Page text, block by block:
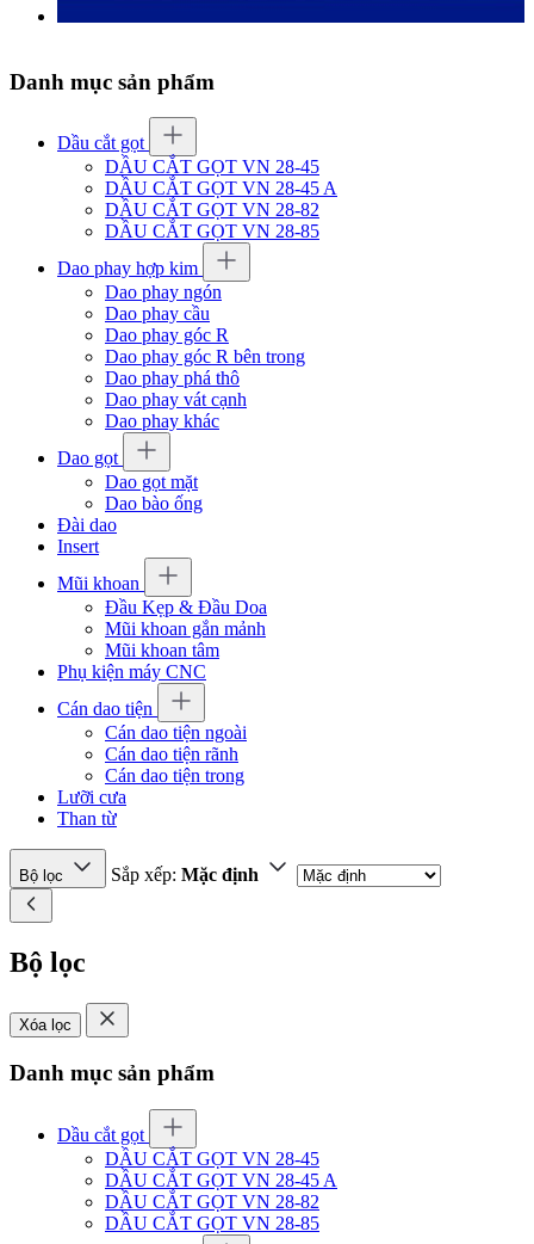
Danh mục sản phẩm
Dầu cắt gọt
DẦU CẮT GỌT VN 28-45
DẦU CẮT GỌT VN 28-45 A
DẦU CẮT GỌT VN 28-82
DẦU CẮT GỌT VN 28-85
Dao phay hợp kim
Dao phay ngón
Dao phay cầu
Dao phay góc R
Dao phay góc R bên trong
Dao phay phá thô
Dao phay vát cạnh
Dao phay khác
Dao gọt
Dao gọt mặt
Dao bào ống
Đài dao
Insert
Mũi khoan
Đầu Kẹp & Đầu Doa
Mũi khoan gắn mảnh
Mũi khoan tâm
Phụ kiện máy CNC
Cán dao tiện
Cán dao tiện ngoài
Cán dao tiện rãnh
Cán dao tiện trong
Lưỡi cưa
Than từ
Bộ lọc Sắp xếp: Mặc định
Bộ lọc
Xóa lọc
Danh mục sản phẩm
Dầu cắt gọt
DẦU CẮT GỌT VN 28-45
DẦU CẮT GỌT VN 28-45 A
DẦU CẮT GỌT VN 28-82
DẦU CẮT GỌT VN 28-85